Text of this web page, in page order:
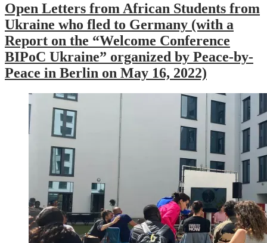
Open Letters from African Students from
Ukraine who fled to Germany (with a
Report on the “Welcome Conference
BIPoC Ukraine” organized by Peace-by-
Peace in Berlin on May 16, 2022)